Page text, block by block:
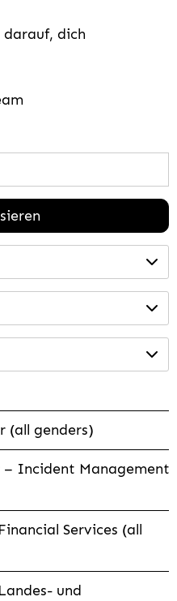
dich
(all genders)
– Incident Management
Services (all
und